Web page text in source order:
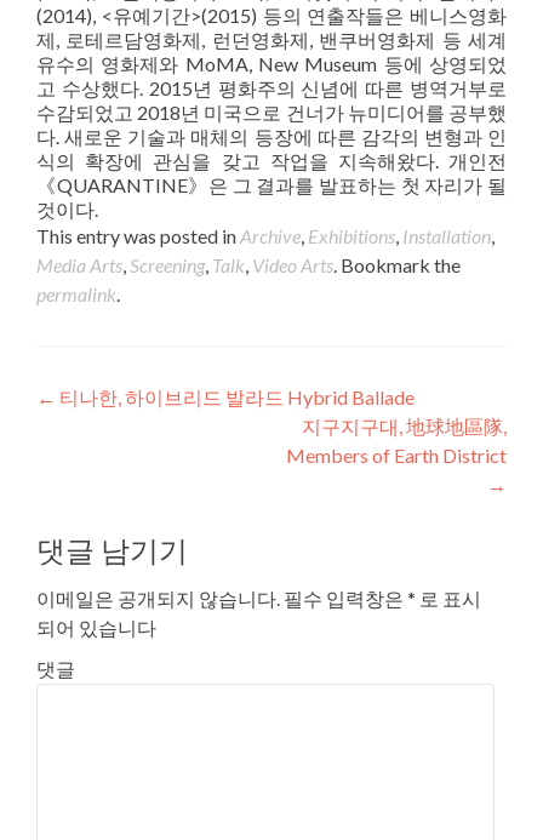
(2014), <유예기간>(2015) 등의 연출작들은 베니스영화
제, 로테르담영화제, 런던영화제, 밴쿠버영화제 등 세계
유수의 영화제와 MoMA, New Museum 등에 상영되었
고 수상했다. 2015년 평화주의 신념에 따른 병역거부로
수감되었고 2018년 미국으로 건너가 뉴미디어를 공부했
다. 새로운 기술과 매체의 등장에 따른 감각의 변형과 인
식의 확장에 관심을 갖고 작업을 지속해왔다. 개인전
《QUARANTINE》은 그 결과를 발표하는 첫 자리가 될
것이다.
This entry was posted inArchive, Exhibitions, Installation,
Media Arts,Screening, Talk, Video Arts. Bookmark the
permalink.
Post navigation
← 티나한, 하이브리드 발라드 Hybrid Ballade
지구지구대, 地球地區隊,
Members of Earth District
→
댓글 남기기
이메일은 공개되지 않습니다. 필수 입력창은 * 로 표시
되어 있습니다
댓글